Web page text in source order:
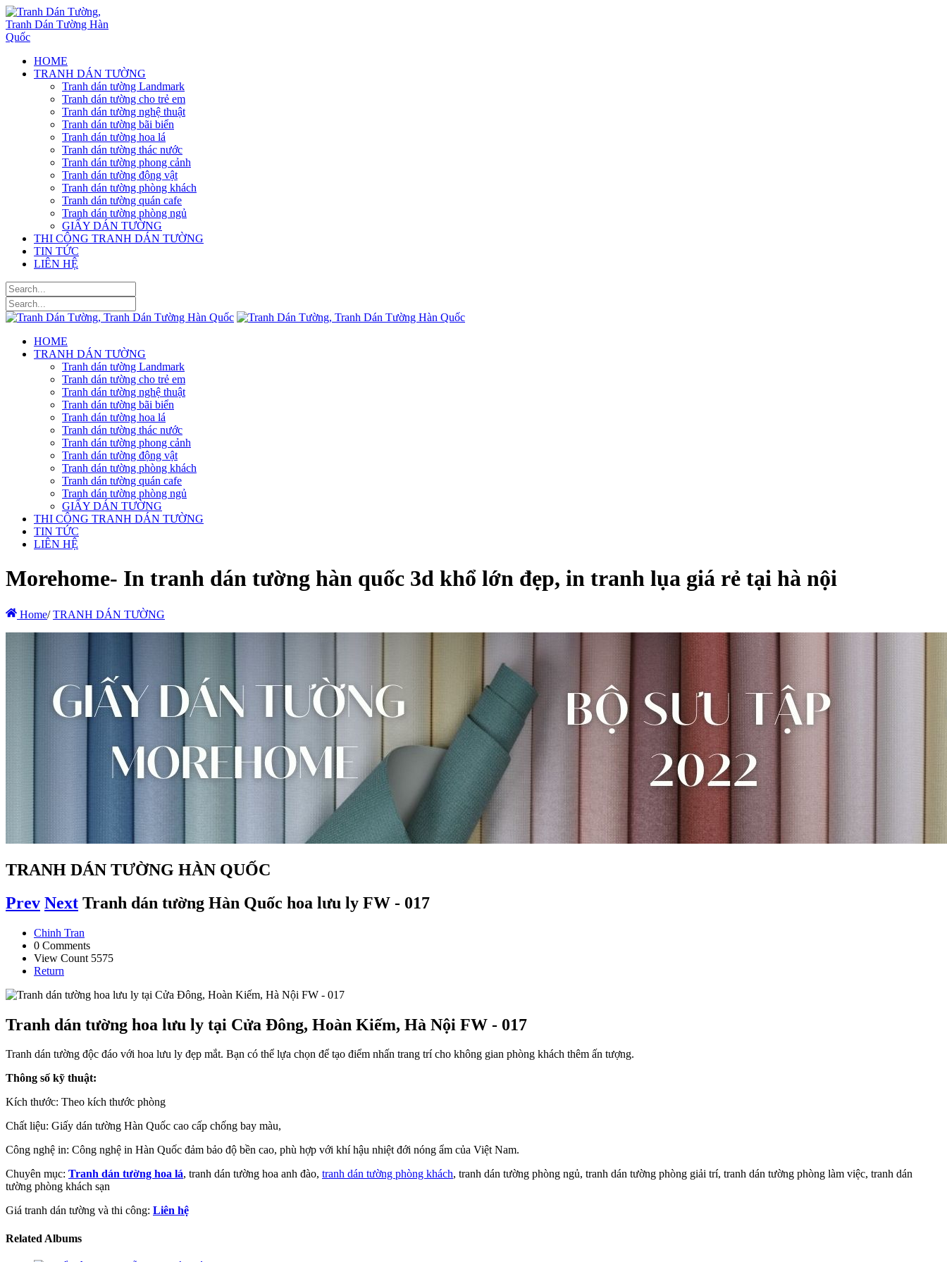
HOME
TRANH DÁN TƯỜNG
Tranh dán tường Landmark
Tranh dán tường cho trẻ em
Tranh dán tường nghệ thuật
Tranh dán tường bãi biển
Tranh dán tường hoa lá
Tranh dán tường thác nước
Tranh dán tường phong cảnh
Tranh dán tường động vật
Tranh dán tường phòng khách
Tranh dán tường quán cafe
Tranh dán tường phòng ngủ
GIẤY DÁN TƯỜNG
THI CÔNG TRANH DÁN TƯỜNG
TIN TỨC
LIÊN HỆ
HOME
TRANH DÁN TƯỜNG
Tranh dán tường Landmark
Tranh dán tường cho trẻ em
Tranh dán tường nghệ thuật
Tranh dán tường bãi biển
Tranh dán tường hoa lá
Tranh dán tường thác nước
Tranh dán tường phong cảnh
Tranh dán tường động vật
Tranh dán tường phòng khách
Tranh dán tường quán cafe
Tranh dán tường phòng ngủ
GIẤY DÁN TƯỜNG
THI CÔNG TRANH DÁN TƯỜNG
TIN TỨC
LIÊN HỆ
Morehome- In tranh dán tường hàn quốc 3d khổ lớn đẹp, in tranh lụa giá rẻ tại hà nội
Home/ TRANH DÁN TƯỜNG
TRANH DÁN TƯỜNG HÀN QUỐC
Prev Next Tranh dán tường Hàn Quốc hoa lưu ly FW - 017
Chinh Tran
0 Comments
View Count 5575
Return
Tranh dán tường hoa lưu ly tại Cửa Đông, Hoàn Kiếm, Hà Nội FW - 017
Tranh dán tường độc đáo với hoa lưu ly đẹp mắt. Bạn có thể lựa chọn để tạo điểm nhấn trang trí cho không gian phòng khách thêm ấn tượng.
Thông số kỹ thuật:
Kích thước: Theo kích thước phòng
Chất liệu: Giấy dán tường Hàn Quốc cao cấp chống bay màu,
Công nghệ in: Công nghệ in Hàn Quốc đảm bảo độ bền cao, phù hợp với khí hậu nhiệt đới nóng ẩm của Việt Nam.
Chuyên mục: Tranh dán tường hoa lá, tranh dán tường hoa anh đào, tranh dán tường phòng khách, tranh dán tường phòng ngủ, tranh dán tường phòng giải trí, tranh dán tường phòng làm việc, tranh dán
tường phòng khách sạn
Giá tranh dán tường và thi công: Liên hệ
Related Albums